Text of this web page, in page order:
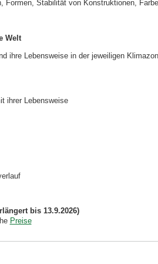
Formen, Stabilität von Konstruktionen,
Welt
ihre Lebensweise in der jeweiligen
ihrer Lebensweise
bis 13.9.2026)
Preise